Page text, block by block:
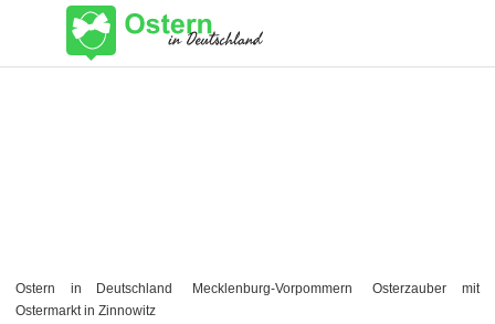
Ostern in Deutschland Mecklenburg-Vorpommern
Osterzauber mit
Ostermarkt in Zinnowitz